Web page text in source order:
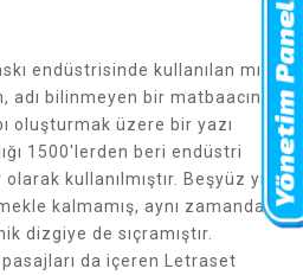
endüstrisinde kullanılan mıgır
bilinmeyen bir matbaacının
oluşturmak üzere bir yazı
1500'lerden beri endüstri
kullanılmıştır. Beşyüz yıl
kalmamış, aynı zamanda
dizgiye de sıçramıştır.
da içeren Letraset